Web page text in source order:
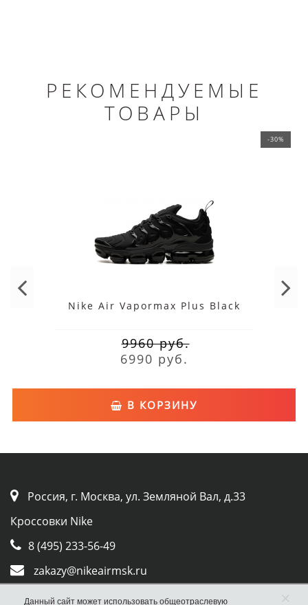
РЕКОМЕНДУЕМЫЕ
ТОВАРЫ
-30%
Nike Air Vapormax Plus Black
9960 руб.
6990 руб.
В КОРЗИНУ
Россия, г. Москва, ул. Земляной Вал, д.33
Кроссовки Nike
8 (495) 233-56-49
zakazy@nikeairmsk.ru
Whatsapp
Данный сайт может использовать общеотраслевую ×